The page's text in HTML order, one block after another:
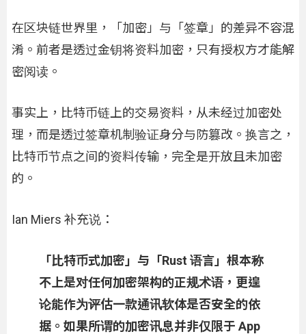
在区块链世界里，「加密」与「签章」的差异不容混
淆。前者是透过金钥将资料加密，只有授权方才能解
密阅读。
事实上，比特币链上的交易资料，从未经过加密处
理，而是透过签章机制验证身分与防篡改。换言之，
比特币节点之间的资料传输，完全是开放且未加密
的。
Ian Miers 补充说：
「比特币式加密」与「Rust 语言」根本称
不上是对任何加密架构的正规术语，更遑
论能作为评估一款通讯软体是否安全的依
据。如果所谓的加密讯息并非仅限于 App